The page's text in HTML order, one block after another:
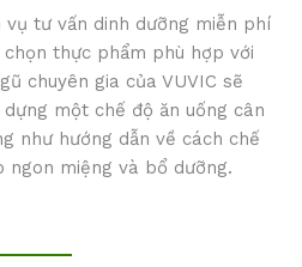
vụ tư vấn dinh dưỡng miễn phí
thực phẩm phù hợp với
chuyên gia của VUVIC sẽ
một chế độ ăn uống cân
như hướng dẫn về cách chế
ngon miệng và bổ dưỡng.